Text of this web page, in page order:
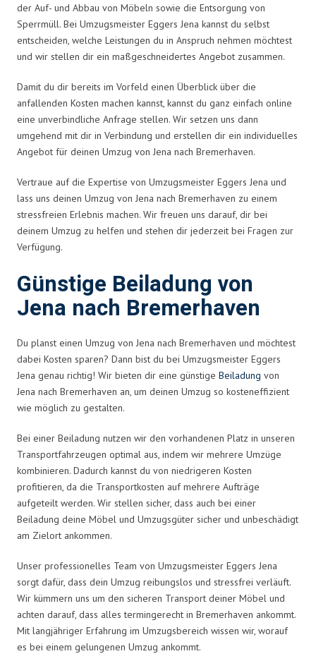
der Auf- und Abbau von Möbeln sowie die Entsorgung von
Sperrmüll. Bei Umzugsmeister Eggers Jena kannst du selbst
entscheiden, welche Leistungen du in Anspruch nehmen möchtest
und wir stellen dir ein maßgeschneidertes Angebot zusammen.
Damit du dir bereits im Vorfeld einen Überblick über die
anfallenden Kosten machen kannst, kannst du ganz einfach online
eine unverbindliche Anfrage stellen. Wir setzen uns dann
umgehend mit dir in Verbindung und erstellen dir ein individuelles
Angebot für deinen Umzug von Jena nach Bremerhaven.
Vertraue auf die Expertise von Umzugsmeister Eggers Jena und
lass uns deinen Umzug von Jena nach Bremerhaven zu einem
stressfreien Erlebnis machen. Wir freuen uns darauf, dir bei
deinem Umzug zu helfen und stehen dir jederzeit bei Fragen zur
Verfügung.
Günstige Beiladung von
Jena nach Bremerhaven
Du planst einen Umzug von Jena nach Bremerhaven und möchtest
dabei Kosten sparen? Dann bist du bei Umzugsmeister Eggers
Jena genau richtig! Wir bieten dir eine günstige Beiladung von
Jena nach Bremerhaven an, um deinen Umzug so kosteneffizient
wie möglich zu gestalten.
Bei einer Beiladung nutzen wir den vorhandenen Platz in unseren
Transportfahrzeugen optimal aus, indem wir mehrere Umzüge
kombinieren. Dadurch kannst du von niedrigeren Kosten
profitieren, da die Transportkosten auf mehrere Aufträge
aufgeteilt werden. Wir stellen sicher, dass auch bei einer
Beiladung deine Möbel und Umzugsgüter sicher und unbeschädigt
am Zielort ankommen.
Unser professionelles Team von Umzugsmeister Eggers Jena
sorgt dafür, dass dein Umzug reibungslos und stressfrei verläuft.
Wir kümmern uns um den sicheren Transport deiner Möbel und
achten darauf, dass alles termingerecht in Bremerhaven ankommt.
Mit langjähriger Erfahrung im Umzugsbereich wissen wir, worauf
es bei einem gelungenen Umzug ankommt.